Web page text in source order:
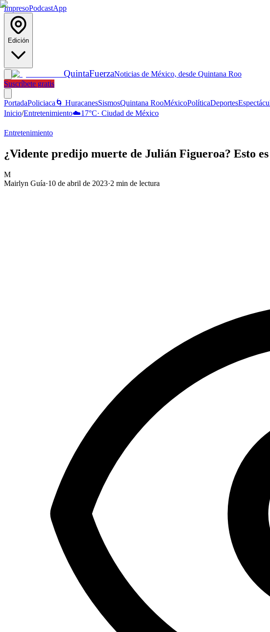
ImpresoPodcastApp
Edición
QuintaFuerzaNoticias de México, desde Quintana Roo
Suscríbete gratis
PortadaPoliciaca 🌀 HuracanesSismosQuintana RooMéxicoPolíticaDeportes
Inicio/Entretenimiento☁️17°C· Ciudad de México
Entretenimiento
¿Vidente predijo muerte de Julián Figueroa? Esto es
M
Mairlyn Guía·10 de abril de 2023·2 min de lectura